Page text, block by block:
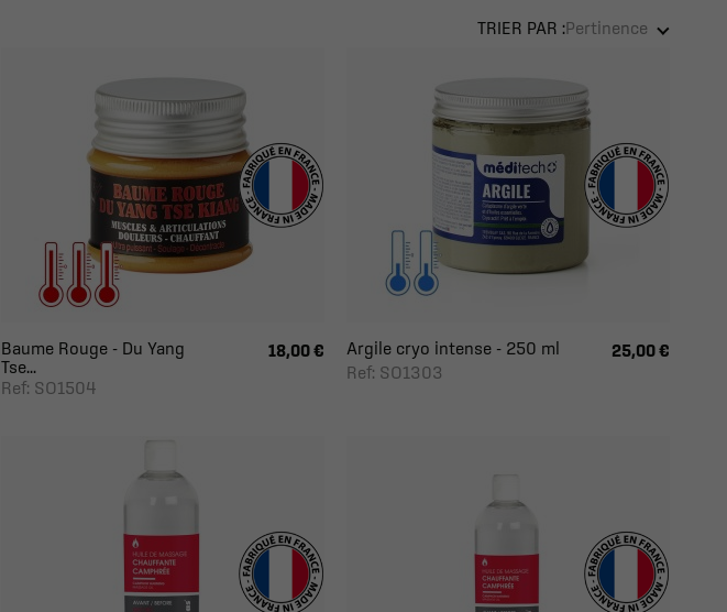
TRIER PAR :Pertinence
Baume Rouge - Du Yang
Tse...
Ref: SO1504
18,00 €
Argile cryo intense - 250 ml
Ref: SO1303
25,00 €